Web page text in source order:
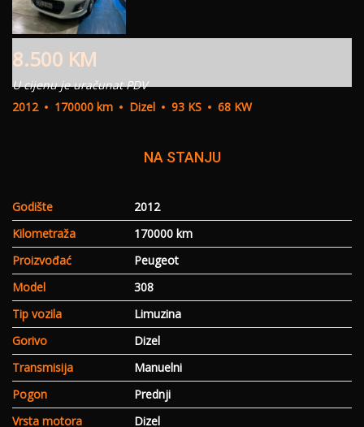
8.500 KM
U cijenu je uračunat PDV
2012
170000 km Dizel 93 KS 68 KW
NA STANJU
Godište
2012
Kilometraža
170000 km
Proizvođać
Peugeot
Model
308
Tip vozila
Limuzina
Gorivo
Dizel
Transmisija
Manuelni
Pogon
Prednji
Vrsta motora
Dizel